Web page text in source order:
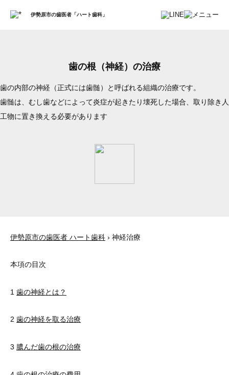
伊勢原市の歯医者「ハート歯科」
歯の根（神経）の治療
歯の内部の神経（正式には歯髄）と呼ばれる組織の治療です。
歯髄は、むし歯などによって炎症が起きたり壊死した場合、取り除き人
工物に置き換える必要があります
伊勢原市の歯医者 ハート歯科 › 神経治療
本項の目次
1 歯の神経とは？
2 歯の神経を取る治療
3 膿んだ歯の根の治療